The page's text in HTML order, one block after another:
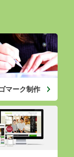
マーク制作